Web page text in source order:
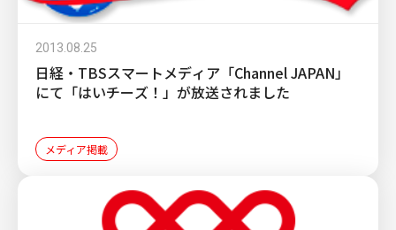
2013.08.25
日経・TBSスマートメディア「Channel JAPAN」
にて「はいチーズ！」が放送されました
メディア掲載